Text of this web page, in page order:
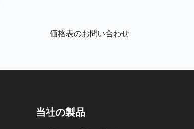
価格表のお問い合わせ
当社の製品